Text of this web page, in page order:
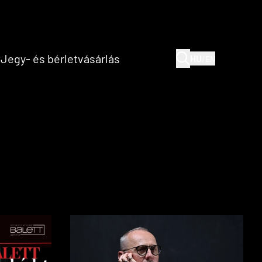
(current)
Jegy- és bérletvásárlás